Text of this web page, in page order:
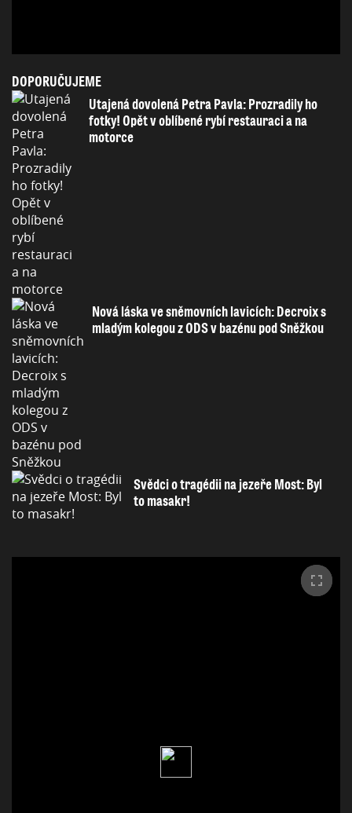
DOPORUČUJEME
Utajená dovolená Petra Pavla: Prozradily ho
fotky! Opět v oblíbené rybí restauraci a na
motorce
Nová láska ve sněmovních lavicích: Decroix s
mladým kolegou z ODS v bazénu pod Sněžkou
Svědci o tragédii na jezeře Most: Byl
to masakr!